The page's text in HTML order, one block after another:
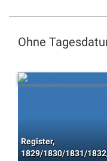
Ohne
Register,